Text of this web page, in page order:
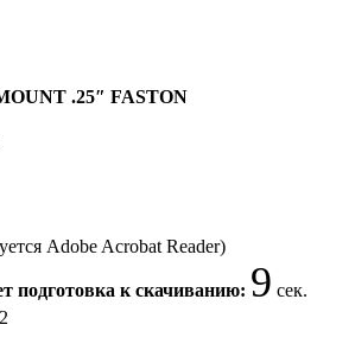
.25″ FASTON
Adobe Acrobat Reader)
подготовка к скачиванию: 9 сек.